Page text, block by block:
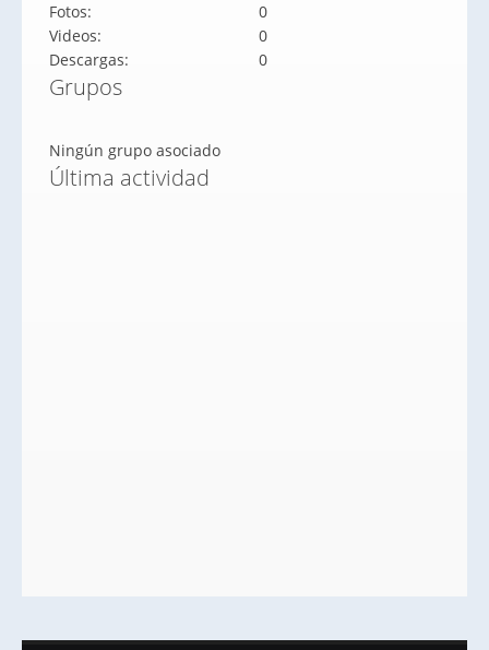
Fotos:
0
Videos:
0
Descargas:
0
Grupos
Ningún grupo asociado
Última actividad